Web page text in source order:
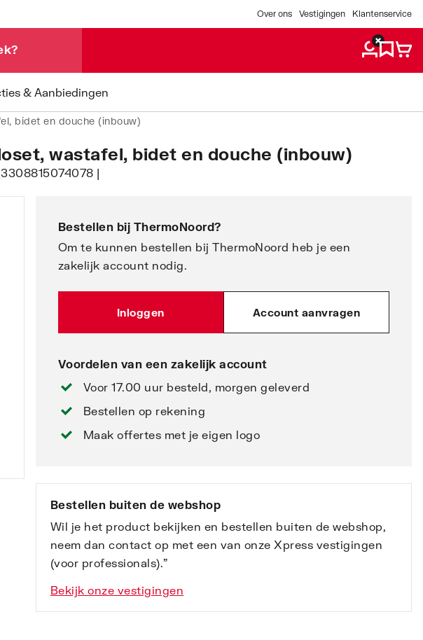
Over ons Vestigingen Klantenservice
& Aanbiedingen
bidet en douche (inbouw)
wastafel, bidet en douche (inbouw)
|
Bestellen bij ThermoNoord?
Om te kunnen bestellen bij ThermoNoord heb je een
zakelijk account nodig.
Inloggen Account aanvragen
Voordelen van een zakelijk account
Voor 17.00 uur besteld, morgen geleverd
Bestellen op rekening
Maak offertes met je eigen logo
Bestellen buiten de webshop
Wil je het product bekijken en bestellen buiten de webshop,
neem dan contact op met een van onze Xpress vestigingen
(voor professionals).”
Bekijk onze vestigingen